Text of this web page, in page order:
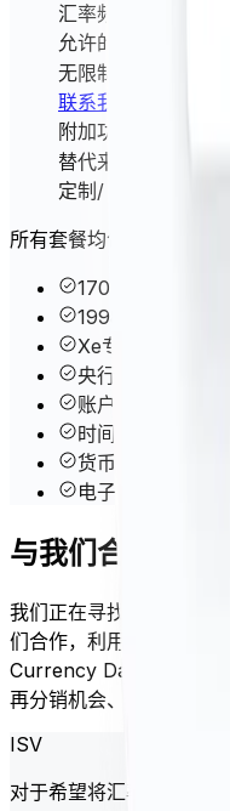
汇率频率
允许的实体数量
无限制
联系我们
附加功能
替代来源汇率
定制 / 年
所有套餐均包含以下核心
170+种货币及贵
1998年至今的历
Xe专有汇率混合
央行汇率
账户管理仪表板
时间段查询
货币波动性
电子邮件和电话支
与我们合作
我们正在寻找软件供应
们合作，利用我们的
Currency Data 合作可提
再分销机会、联合品牌和
ISV
对于希望将汇率数据整